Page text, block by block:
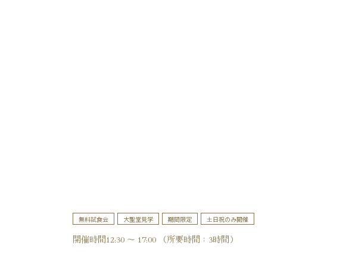
無料試食会 大聖堂見学 期間限定 土日祝のみ開催
開催時間12:30 ～ 17:00 （所要時間：3時間）